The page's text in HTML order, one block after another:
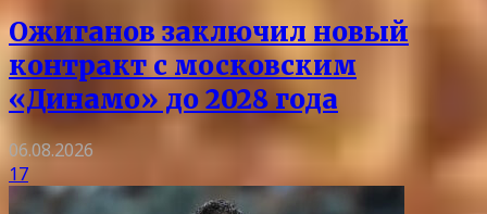
Ожиганов заключил новый
контракт с московским
«Динамо» до 2028 года
06.08.2026
17